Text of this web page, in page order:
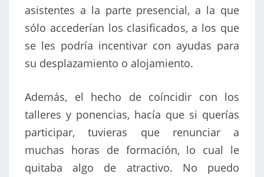
asistentes a la parte presencial, a la que
sólo accederían los clasificados, a los que
se les podría incentivar con ayudas para
su desplazamiento o alojamiento.
Además, el hecho de coíncidir con los
talleres y ponencias, hacía que si querías
participar, tuvieras que renunciar a
muchas horas de formación, lo cual le
quitaba algo de atractivo. No puedo